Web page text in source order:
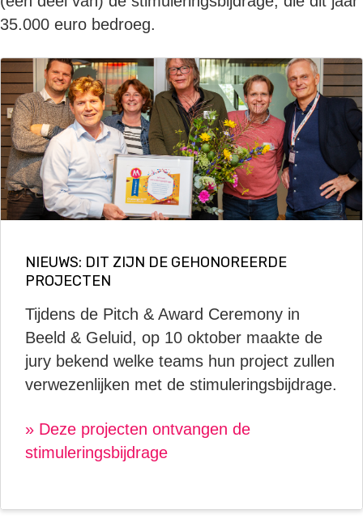
35.000 euro bedroeg.
NIEUWS: DIT ZIJN DE GEHONOREERDE
PROJECTEN
Tijdens de Pitch & Award Ceremony in
Beeld & Geluid, op 10 oktober maakte de
jury bekend welke teams hun project zullen
verwezenlijken met de stimuleringsbijdrage.
» Deze projecten ontvangen de
stimuleringsbijdrage